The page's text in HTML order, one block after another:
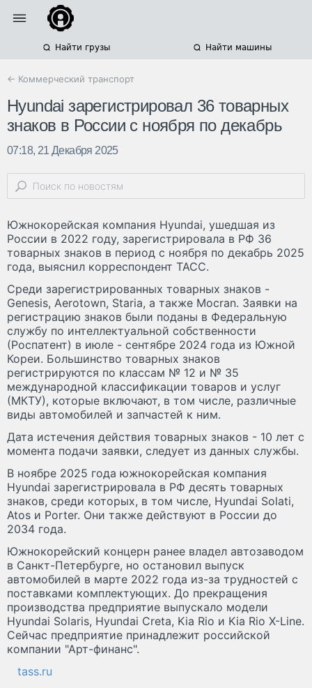
Найти грузы Найти машины
← Коммерческий транспорт
Hyundai зарегистрировал 36 товарных
знаков в России с ноября по декабрь
07:18, 21 Декабря 2025
Южнокорейская компания Hyundai, ушедшая из
России в 2022 году, зарегистрировала в РФ 36
товарных знаков в период с ноября по декабрь 2025
года, выяснил корреспондент ТАСС.
Среди зарегистрированных товарных знаков -
Genesis, Aerotown, Staria, а также Mocran. Заявки на
регистрацию знаков были поданы в Федеральную
службу по интеллектуальной собственности
(Роспатент) в июле - сентябре 2024 года из Южной
Кореи. Большинство товарных знаков
регистрируются по классам № 12 и № 35
международной классификации товаров и услуг
(МКТУ), которые включают, в том числе, различные
виды автомобилей и запчастей к ним.
Дата истечения действия товарных знаков - 10 лет с
момента подачи заявки, следует из данных службы.
В ноябре 2025 года южнокорейская компания
Hyundai зарегистрировала в РФ десять товарных
знаков, среди которых, в том числе, Hyundai Solati,
Atos и Porter. Они также действуют в России до
2034 года.
Южнокорейский концерн ранее владел автозаводом
в Санкт-Петербурге, но остановил выпуск
автомобилей в марте 2022 года из-за трудностей с
поставками комплектующих. До прекращения
производства предприятие выпускало модели
Hyundai Solaris, Hyundai Creta, Kia Rio и Kia Rio X-Line.
Сейчас предприятие принадлежит российской
компании "Арт-финанс".
tass.ru